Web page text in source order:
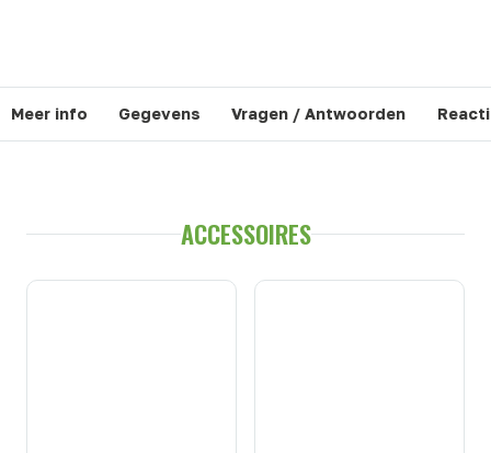
Meer info Gegevens Vragen / Antwoorden
ACCESSOIRES